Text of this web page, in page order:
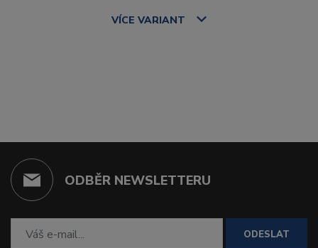
VÍCE VARIANT
ODBĚR NEWSLETTERU
ODESLAT